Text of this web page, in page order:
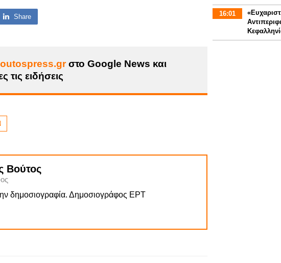
Share
στο Google News και
τις ειδήσεις
Βούτος
δημοσιογραφία. Δημοσιογράφος ΕΡΤ
16:01